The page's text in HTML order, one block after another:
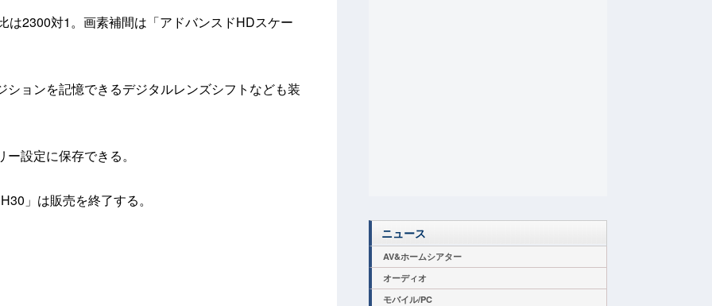
は2300対1。画素補間は「アドバンスドHDスケー
ョンを記憶できるデジタルレンズシフトなども装
設定に保存できる。
」は販売を終了する。
ニュース
AV&ホームシアター
オーディオ
モバイル/PC